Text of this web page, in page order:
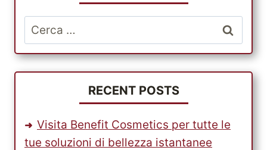
UNITI
Ricerca
per:
RECENT POSTS
Visita Benefit Cosmetics per tutte le
tue soluzioni di bellezza istantanee